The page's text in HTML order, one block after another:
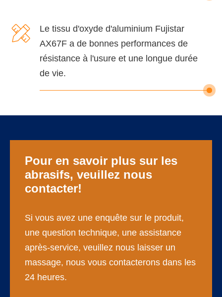

Le tissu d'oxyde d'aluminium Fujistar
AX67F a de bonnes performances de
résistance à l'usure et une longue durée
de vie.
Pour en savoir plus sur les
abrasifs, veuillez nous
contacter!
Si vous avez une enquête sur le produit,
une question technique, une assistance
après-service, veuillez nous laisser un
massage, nous vous contacterons dans les
24 heures.